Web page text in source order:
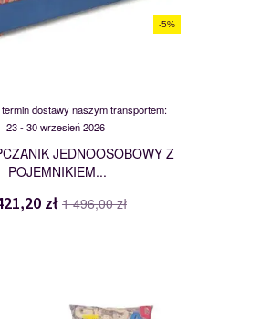
-5%
dostawy naszym transportem:
23 - 30 wrzesień 2026
JEDNOOSOBOWY Z
POJEMNIKIEM...
zł 1 496,00 zł